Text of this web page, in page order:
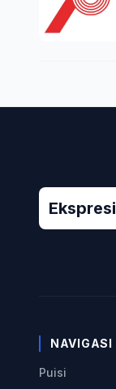
Ekspresi
NAVIGASI
Puisi